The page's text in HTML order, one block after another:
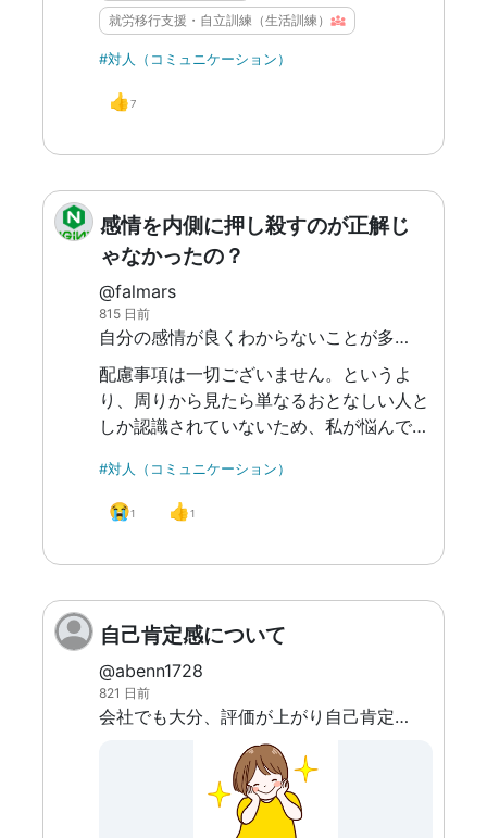
別々にしてもらう、など）。 ②交流が盛
んな環境はなるべく避ける。 ③仮に交流
が必須なイベントが発生した場合は、「疲
れやすいので〇時に切り上げたいのですが
可能でしょうか」などと打診する。 主に
とを上司に話すと、上司から本人に注意す
るなどの対処は取ってくれたように思いま
す。 ②は対処に近いですが、交流が盛ん
なところは「常に情報のセーブを適切に行
う」ことが要求されていると感じるので、
慎重に環境を選択して、苦手さが出ないよ
うにしています。 ③は、飲み会などの場
面を想定しています。 こういったイベン
トは、いきなり途中で抜けると印象が悪い
と聞くので、事前に相談するようにしてい
が利くのかなと思います。
就労移行支援・自立訓練（生活訓練）
#対人（コミュニケーション）
👍7
感情を内側に押し殺すのが正解じ
ゃなかったの？
@falmars
815 日前
自分の感情が良くわからないことが多いため、相手の感情もわからなくなってしまう。 内部に感情を抑え続けていた結果、外部へ出すことが難しくなってしまった。 経緯としては、両親がずっと1日無言で過ごしていたので「ああやって過ごすのが正解なのか」という刷り込みが大きいと思っています。 極たまに両親が談笑していることもありますが、だとしてもあまり印象に残らずスルーしていました。
配慮事項は一切ございません。というよ
り、周りから見たら単なるおとなしい人と
しか認識されていないため、私が悩んでい
ん。 一応スタッフにこのことを相談した
のですが、何でもかんでも感情を出すこと
たいということです。
#対人（コミュニケーション）
😭1 👍1
自己肯定感について
@abenn1728
821 日前
会社でも大分、評価が上がり自己肯定感は上がったのだが周りのやっているのを見ると どうも納得いかないしこのままでは自分の技術が上がらない。 また、周りの人から色々マウント取られ自己評価が下がった（そのときはASDだからとかいう人もいた）